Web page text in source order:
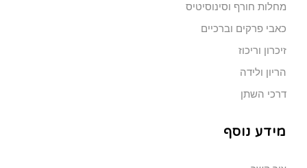
מחלות חורף וסינוסיטיס
כאבי פרקים וברכיים
זיכרון וריכוז
הריון ולידה
דרכי השתן
מידע נוסף